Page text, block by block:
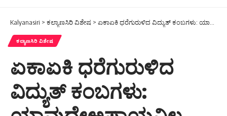
Kalyanasiri > ಕಲ್ಯಾಣಸಿರಿ ವಿಶೇಷ > ಏಕಾಏಕಿ ಧರೆಗುರುಳಿದ ವಿದ್ಯುತ್ ಕಂಬಗಳು: ಯಾವುದೇಅಪಾಯವಿಲ್ಲ.
ಕಲ್ಯಾಣಸಿರಿ ವಿಶೇಷ
ಏಕಾಏಕಿ ಧರೆಗುರುಳಿದ
ವಿದ್ಯುತ್ ಕಂಬಗಳು: